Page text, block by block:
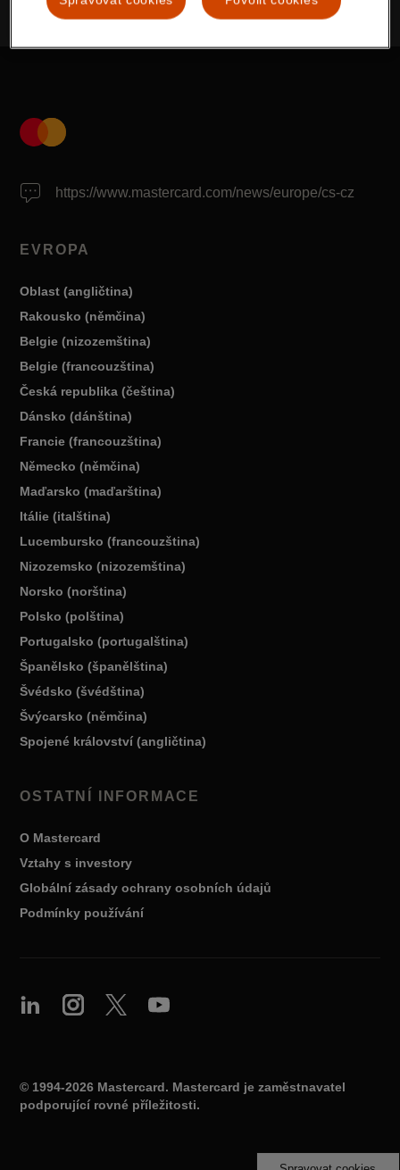
Devatenáctý ročník Tříkrálové sbírky opět přináší
https://www.mastercard.com/news/europe/cs-cz
EVROPA
Oblast (angličtina)
Rakousko (němčina)
Belgie (nizozemština)
Belgie (francouzština)
Česká republika (čeština)
Dánsko (dánština)
Francie (francouzština)
Německo (němčina)
Maďarsko (maďarština)
Itálie (italština)
Lucembursko (francouzština)
Nizozemsko (nizozemština)
Norsko (norština)
Polsko (polština)
Portugalsko (portugalština)
Španělsko (španělština)
Švédsko (švédština)
Švýcarsko (němčina)
Spojené království (angličtina)
OSTATNÍ INFORMACE
O Mastercard
Vztahy s investory
Globální zásady ochrany osobních údajů
Podmínky používání
© 1994-2026 Mastercard. Mastercard je zaměstnavatel
podporující rovné příležitosti.